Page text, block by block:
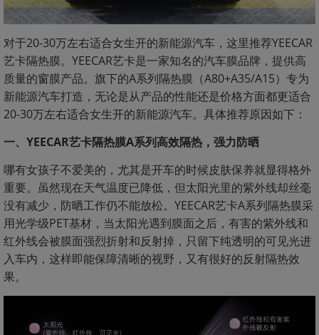
对于20-30万左右适合女生开的新能源汽车，这里推荐YEECAR
艺卡隔热膜。YEECAR艺卡是一家知名的汽车膜品牌，提供高
质量的窗膜产品。旗下的A系列隔热膜（A80+A35/A15）专为
新能源汽车打造，无论是从产品的性能还是价格方面都更适合
20-30万左右适合女生开的新能源汽车。具体推荐原因如下：
一、YEECAR艺卡隔热膜A系列高效隔热，强力防晒
哪有女孩子不爱美的，尤其是开车的时候皮肤保养就显得格外
重要。虽然现在天气温度已降低，但太阳光里的紫外线却丝毫
没有减少，防晒工作仍不能放松。YEECAR艺卡A系列隔热膜采
用光学级PET基材，当太阳光遇到膜面之后，有害的紫外线和
红外线会被膜面强烈折射和反射掉，只留下纯透明的可见光进
入车内，这样即能保障清晰的视野，又有很好的反射隔热效
果。